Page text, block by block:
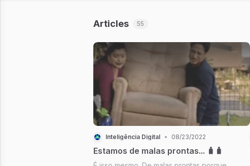
Articles 55
Inteligência Digital • 08/23/2022
Estamos de malas prontas... 🧳🧳